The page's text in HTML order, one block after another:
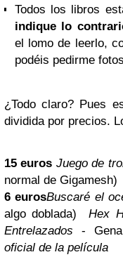
Todos los libros
indique lo
el lomo de leerlo,
podéis pedirme
¿Todo claro? Pues
dividida por precios.
15 euros Juego de
normal de Gigamesh)
6 eurosBuscaré el
algo doblada)
Hex
Entrelazados -
oficial de la película